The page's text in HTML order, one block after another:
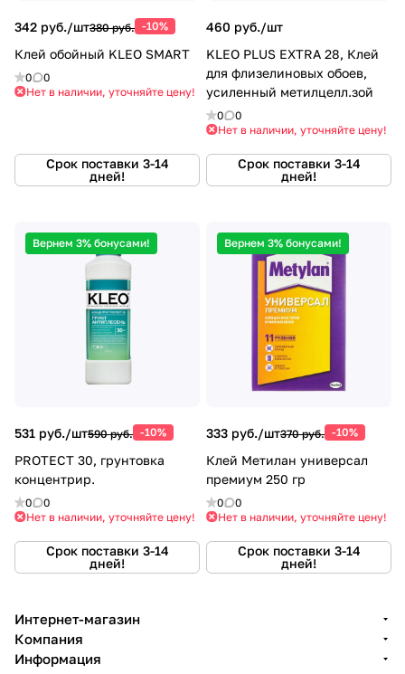
342 руб./шт380 руб. -10%
Клей обойный KLEO SMART
0
0
Нет в наличии, уточняйте цену!
Срок поставки 3-14
дней!
460 руб./шт
KLEO PLUS EXTRA 28, Клей
для флизелиновых обоев,
усиленный метилцелл.зой
0
0
Нет в наличии, уточняйте цену!
Срок поставки 3-14
дней!
Вернем 3% бонусами!
531 руб./шт590 руб. -10%
PROTECT 30, грунтовка
концентрир.
0
0
Нет в наличии, уточняйте цену!
Срок поставки 3-14
дней!
Вернем 3% бонусами!
333 руб./шт370 руб. -10%
Клей Метилан универсал
премиум 250 гр
0
0
Нет в наличии, уточняйте цену!
Срок поставки 3-14
дней!
Интернет-магазин
Компания
Информация